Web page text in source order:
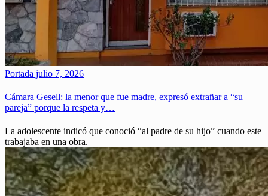
Portada julio 7, 2026
Cámara Gesell: la menor que fue madre, expresó extrañar a “su
pareja” porque la respeta y…
La adolescente indicó que conoció “al padre de su hijo” cuando este
trabajaba en una obra.